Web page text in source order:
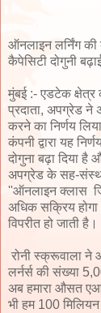
ऑनलाइन लर्निंग
कैपेसिटी दोगुनी
मुंबई :- एडटेक क्षेत्र
प्रदाता, अपग्रेड ने
करने का निर्णय
कंपनी द्वारा यह
दोगुना बढ़ा दिया
अपग्रेड के सह-
''ऑनलाइन क्लास
अधिक सक्रिय
विपरीत हो जाती है।
रोनी स्क्रूवाला ने
लर्नर्स की संख्या
अब हमारा औसत
भी हम 100